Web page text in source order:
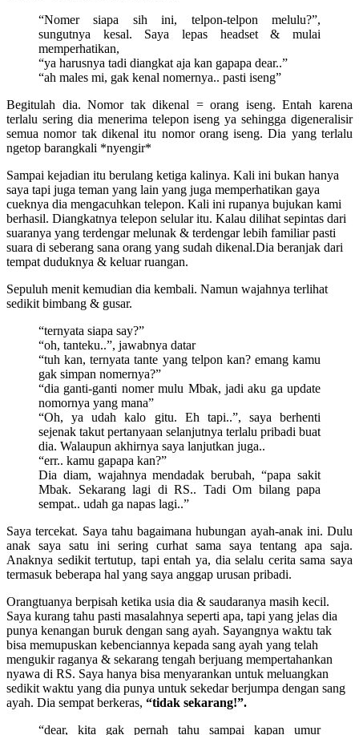
“Nomer siapa sih ini, telpon-telpon melulu?”,
sungutnya kesal. Saya lepas headset & mulai
memperhatikan,
“ya harusnya tadi diangkat aja kan gapapa dear..”
“ah males mi, gak kenal nomernya.. pasti iseng”
Begitulah dia. Nomor tak dikenal = orang iseng. Entah karena
terlalu sering dia menerima telepon iseng ya sehingga digeneralisir
semua nomor tak dikenal itu nomor orang iseng. Dia yang terlalu
ngetop barangkali *nyengir*
Sampai kejadian itu berulang ketiga kalinya. Kali ini bukan hanya
saya tapi juga teman yang lain yang juga memperhatikan gaya
cueknya dia mengacuhkan telepon. Kali ini rupanya bujukan kami
berhasil. Diangkatnya telepon selular itu. Kalau dilihat sepintas dari
suaranya yang terdengar melunak & terdengar lebih familiar pasti
suara di seberang sana orang yang sudah dikenal.Dia beranjak dari
tempat duduknya & keluar ruangan.
Sepuluh menit kemudian dia kembali. Namun wajahnya terlihat
sedikit bimbang & gusar.
“ternyata siapa say?”
“oh, tanteku..”, jawabnya datar
“tuh kan, ternyata tante yang telpon kan? emang kamu
gak simpan nomernya?”
“dia ganti-ganti nomer mulu Mbak, jadi aku ga update
nomornya yang mana”
“Oh, ya udah kalo gitu. Eh tapi..”, saya berhenti
sejenak takut pertanyaan selanjutnya terlalu pribadi buat
dia. Walaupun akhirnya saya lanjutkan juga..
“err.. kamu gapapa kan?”
Dia diam, wajahnya mendadak berubah, “papa sakit
Mbak. Sekarang lagi di RS.. Tadi Om bilang papa
sempat.. udah ga napas lagi..”
Saya tercekat. Saya tahu bagaimana hubungan ayah-anak ini. Dulu
anak saya satu ini sering curhat sama saya tentang apa saja.
Anaknya sedikit tertutup, tapi entah ya, dia selalu cerita sama saya
termasuk beberapa hal yang saya anggap urusan pribadi.
Orangtuanya berpisah ketika usia dia & saudaranya masih kecil.
Saya kurang tahu pasti masalahnya seperti apa, tapi yang jelas dia
punya kenangan buruk dengan sang ayah. Sayangnya waktu tak
bisa memupuskan kebenciannya kepada sang ayah yang telah
mengukir raganya & sekarang tengah berjuang mempertahankan
nyawa di RS. Saya hanya bisa menyarankan untuk meluangkan
sedikit waktu yang dia punya untuk sekedar berjumpa dengan sang
ayah. Dia sempat berkeras, “tidak sekarang!”.
“dear, kita gak pernah tahu sampai kapan umur